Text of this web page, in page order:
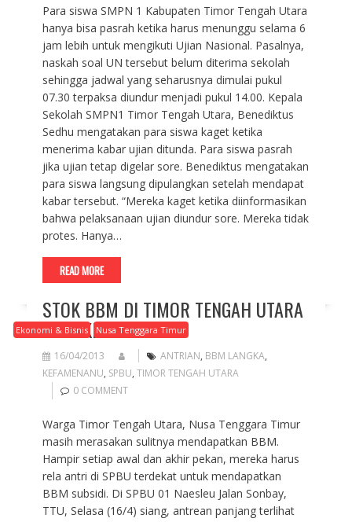
Para siswa SMPN 1 Kabupaten Timor Tengah Utara
hanya bisa pasrah ketika harus menunggu selama 6
jam lebih untuk mengikuti Ujian Nasional. Pasalnya,
naskah soal UN tersebut belum diterima sekolah
sehingga jadwal yang seharusnya dimulai pukul
07.30 terpaksa diundur menjadi pukul 14.00. Kepala
Sekolah SMPN1 Timor Tengah Utara, Benediktus
Sedhu mengatakan para siswa kaget ketika
menerima kabar ujian ditunda. Para siswa pasrah
jika ujian tetap digelar sore. Benediktus mengatakan
para siswa langsung dipulangkan setelah mendapat
kabar tersebut. “Mereka kaget ketika diinformasikan
bahwa pelaksanaan ujian diundur sore. Mereka tidak
protes. Hanya…
READ MORE
Ekonomi & Bisnis Nusa Tenggara Timur
STOK BBM DI TIMOR TENGAH UTARA
SEMAKIN MENIPIS
16/04/2013 ANTRIAN, BBM LANGKA,
KEFAMENANU, SPBU, TIMOR TENGAH UTARA
0 COMMENT
Warga Timor Tengah Utara, Nusa Tenggara Timur
masih merasakan sulitnya mendapatkan BBM.
Hampir setiap awal dan akhir pekan, mereka harus
rela antri di SPBU terdekat untuk mendapatkan
BBM subsidi. Di SPBU 01 Naesleu Jalan Sonbay,
TTU, Selasa (16/4) siang, antrean panjang terlihat